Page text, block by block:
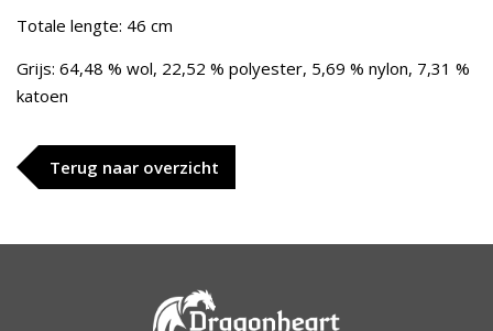
Totale lengte: 46 cm
Grijs: 64,48 % wol, 22,52 % polyester, 5,69 % nylon, 7,31 %
katoen
Terug naar overzicht